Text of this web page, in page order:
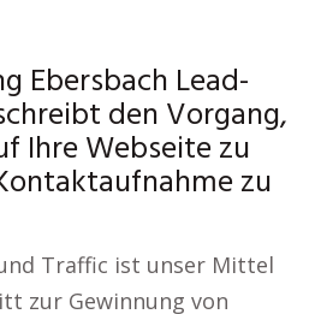
Ebersbach Lead-
den Vorgang,
Ihre Webseite zu
zu
Traffic ist unser Mittel
zur Gewinnung von